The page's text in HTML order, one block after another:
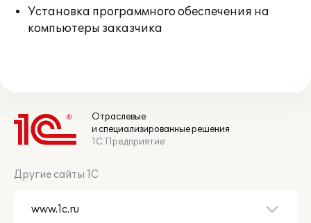
Установка программного обеспечения на
компьютеры заказчика
Отраслевые
и специализированные решения
1С:Предприятие
Другие сайты 1С